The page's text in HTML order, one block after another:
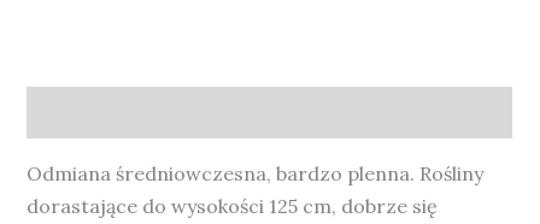
Odmiana średniowczesna, bardzo plenna. Rośliny
dorastające do wysokości 125 cm, dobrze się